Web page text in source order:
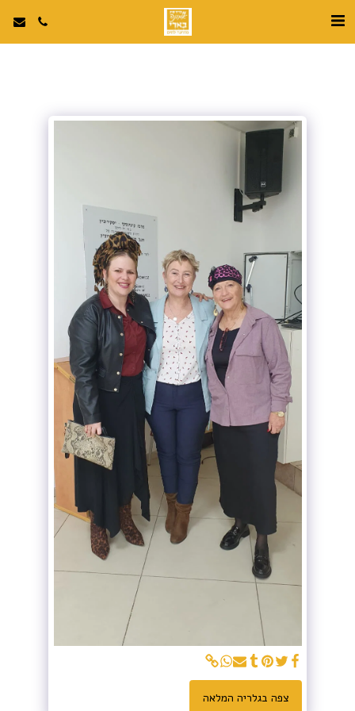
צפה בגלריה המלאה